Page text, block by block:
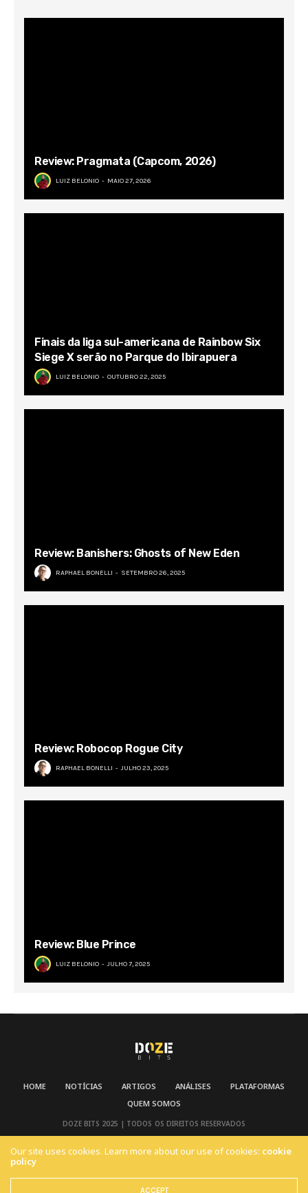
Review: Pragmata (Capcom, 2026)
LUIZ BELONIO MAIO 27, 2026
Finais da liga sul-americana de Rainbow Six
Siege X serão no Parque do Ibirapuera
LUIZ BELONIO OUTUBRO 22, 2025
Review: Banishers: Ghosts of New Eden
RAPHAEL BONELLI SETEMBRO 26, 2025
Review: Robocop Rogue City
RAPHAEL BONELLI JULHO 23, 2025
Review: Blue Prince
LUIZ BELONIO JULHO 7, 2025
HOME NOTÍCIAS ARTIGOS ANÁLISES
PLATAFORMAS
QUEM SOMOS
DOZE BITS 2025 | TODOS OS DIREITOS RESERVADOS
Our site uses cookies. Learn more about our use of cookies: cookie
policy
ACCEPT